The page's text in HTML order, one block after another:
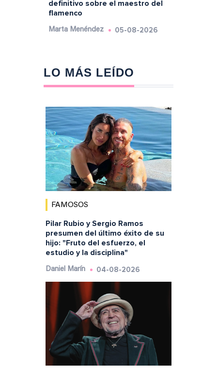
definitivo sobre el maestro del
flamenco
Marta Menéndez 05-08-2026
LO MÁS LEÍDO
FAMOSOS
Pilar Rubio y Sergio Ramos
presumen del último éxito de su
hijo: "Fruto del esfuerzo, el
estudio y la disciplina"
Daniel Marín 04-08-2026